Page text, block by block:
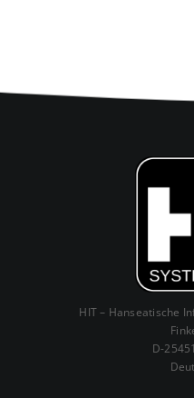
HIT – Hanseatische
D-